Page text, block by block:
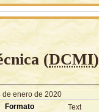
(DCMI)
de enero de 2020
Formato Text